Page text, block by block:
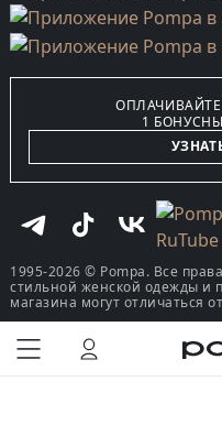
КУПИТЬ В ОДИН КЛИК
1
1995-2026 © Pompa. Все
стильной женской одежды и
магазина могут отличаться